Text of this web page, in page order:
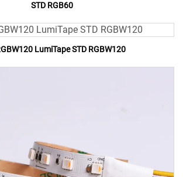
STD RGB60
LumiTape STD RGBW120